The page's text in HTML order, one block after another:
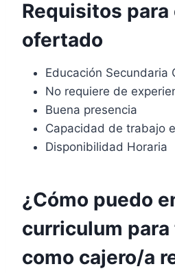
Requisitos
ofertado
Educación Secundaria
No requiere de
Buena presencia
Capacidad de trabajo
Disponibilidad Horaria
¿Cómo puedo
curriculum
como cajero/a